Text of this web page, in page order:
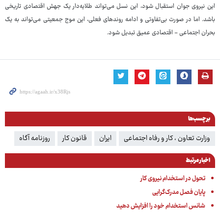
این نیروی جوان استقبال شود، این نسل می‌تواند طلایه‌دار یک جهش اقتصادی تاریخی
باشد. اما در صورت بی‌تفاوتی و ادامه روندهای فعلی، این موج جمعیتی می‌تواند به یک
بحران اجتماعی - اقتصادی عمیق تبدیل شود.
برچسب‌ها
وزارت تعاون ، کار و رفاه اجتماعی ایران قانون کار روزنامه آگاه
اخبار مرتبط
تحول در استخدام نیروی کار
پایان فصل مدرک‌گرایی
شانس استخدام خود را افزایش دهید